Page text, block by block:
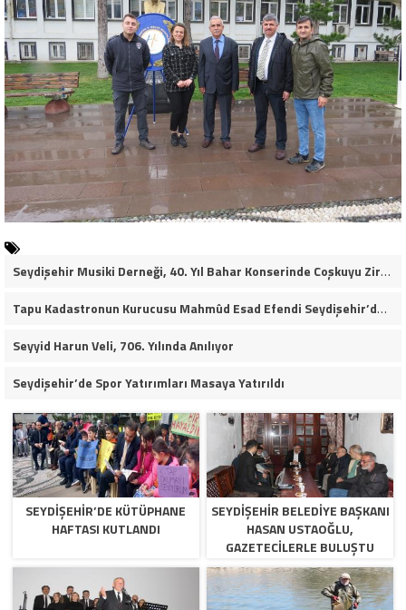
Seydişehir Musiki Derneği, 40. Yıl Bahar Konserinde Coşkuyu Zirveye Taşıdı (VİDEO HABER)
Tapu Kadastronun Kurucusu Mahmûd Esad Efendi Seydişehir’de Anıldı
Seyyid Harun Veli, 706. Yılında Anılıyor
Seydişehir’de Spor Yatırımları Masaya Yatırıldı
SEYDIŞEHIR’DE KÜTÜPHANE
HAFTASI KUTLANDI
SEYDIŞEHIR BELEDIYE BAŞKANI
HASAN USTAOĞLU,
GAZETECILERLE BULUŞTU